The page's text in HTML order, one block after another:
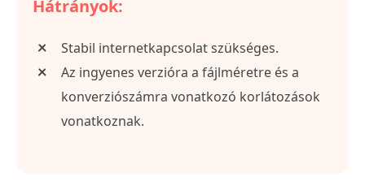
Hátrányok:
Stabil internetkapcsolat szükséges.
Az ingyenes verzióra a fájlméretre és a
konverziószámra vonatkozó korlátozások
vonatkoznak.